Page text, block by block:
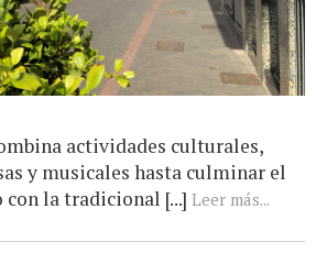
actividades culturales,
y musicales hasta culminar el
la tradicional [...] Leer más...